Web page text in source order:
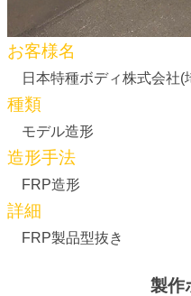
お客様名
日本特種ボディ株式会社(
種類
モデル造形
造形手法
FRP造形
詳細
FRP製品型抜き
製作